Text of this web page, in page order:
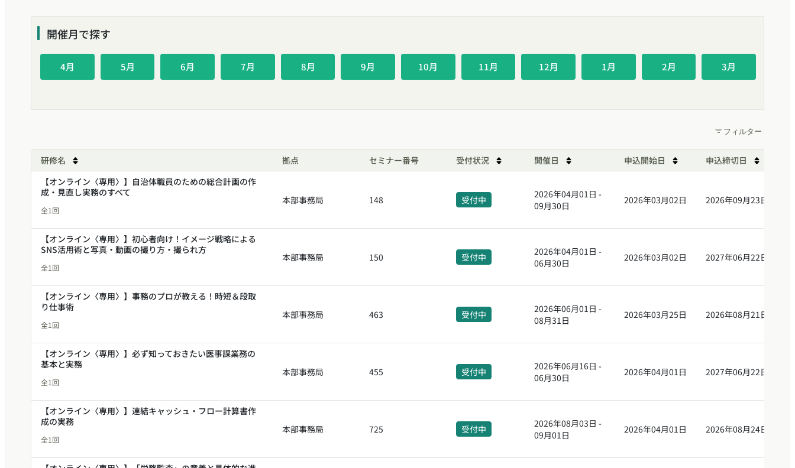
開催月で探す
4月 5月 6月 7月 8月 9月 10月 11月 12月 1月 2月 3月
フィルター
研修名 Sort table by 研修名 in descending order 拠点 セミナー番号 受付状況 Sort table by 受付状況 in descending order
開催日 Sort table by 開催日 in descending order
申込開始日 Sort table by 申込開始日 in
申込締切日 Sort table
【オンライン〈専用〉】自治体職員のための総合計画の作
成・見直し実務のすべて
全1回
本部事務局 148 受付中
2026年04月01日 -
09月30日
2026年03月02日 2026年09月23日
【オンライン〈専用〉】初心者向け！イメージ戦略による
SNS活用術と写真・動画の撮り方・撮られ方
全1回
本部事務局 150 受付中
2026年04月01日 -
06月30日
2026年03月02日 2027年06月22日
【オンライン〈専用〉】事務のプロが教える！時短＆段取
り仕事術
全1回
本部事務局 463 受付中
2026年06月01日 -
08月31日
2026年03月25日 2026年08月21日
【オンライン〈専用〉】必ず知っておきたい医事課業務の
基本と実務
全1回
本部事務局 455 受付中
2026年06月16日 -
06月30日
2026年04月01日 2027年06月22日
【オンライン〈専用〉】連結キャッシュ・フロー計算書作
成の実務
全1回
本部事務局 725 受付中
2026年08月03日 -
09月01日
2026年04月01日 2026年08月24日